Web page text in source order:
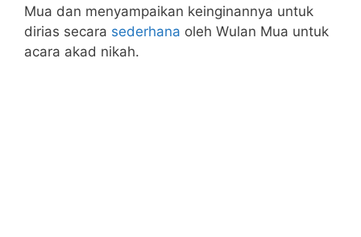
Mua dan menyampaikan keinginannya untuk
dirias secara sederhana oleh Wulan Mua untuk
acara akad nikah.